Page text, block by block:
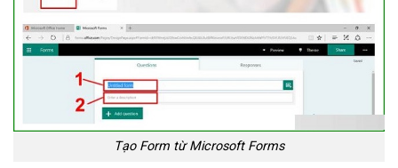
Tạo Form từ Microsoft Forms